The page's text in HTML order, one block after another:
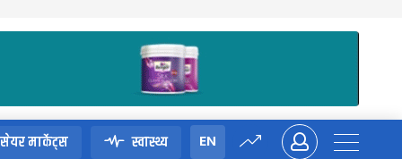
सेयर मार्केट्स स्वास्थ्य EN